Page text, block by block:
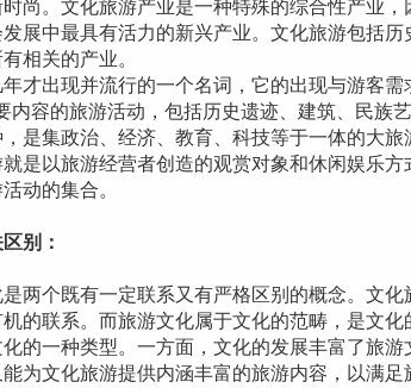
尚。文化旅游产业是一种特殊的综合性产业
展中最具有活力的新兴产业。文化旅游包括
相关的产业。
出现并流行的一个名词，它的出现与游客需
内容的旅游活动，包括历史遗迹、建筑、民族
是集政治、经济、教育、科技等于一体的大旅
以旅游经营者创造的观赏对象和休闲娱乐方
动的集合。
别：
个既有一定联系又有严格区别的概念。文化
的联系。而旅游文化属于文化的范畴，是文
的一种类型。一方面，文化的发展丰富了旅
为文化旅游提供内涵丰富的旅游内容，以满